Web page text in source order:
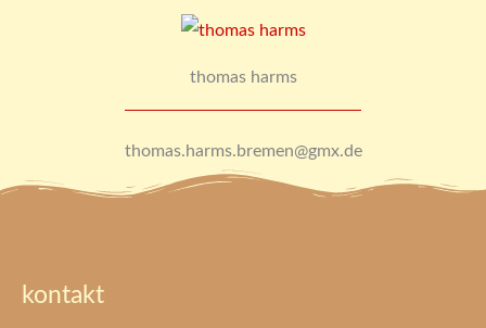
thomas harms
thomas.harms.bremen@gmx.de
kontakt